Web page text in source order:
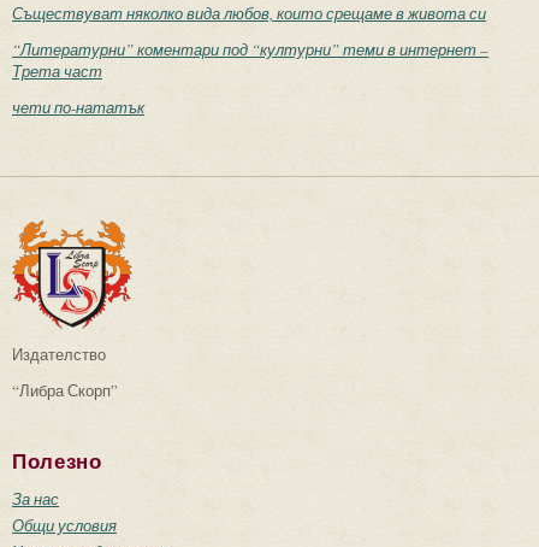
Съществуват няколко вида любов, които срещаме в живота си
“Литературни” коментари под “културни” теми в интернет –
Трета част
чети по-нататък
Издателство
“Либра Скорп”
Полезно
За нас
Общи условия